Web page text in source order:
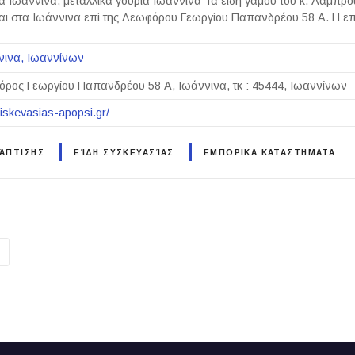
στα Ιωάννινα επί της Λεωφόρου Γεωργίου Παπανδρέου 58 Α. Η
Ιωαννίνων
Γεωργίου Παπανδρέου 58 Α, Ιωάννινα, τκ : 45444, Ιωαννίνων
apopsi.gr/
ΕΊΔΗ ΣΥΣΚΕΥΑΣΊΑΣ ΕΜΠΟΡΙΚΑ ΚΑΤΑΣΤΗΜΑΤΑ